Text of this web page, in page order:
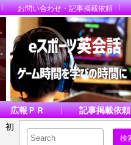
お問い合わせ・記事掲載依頼
広報ＰＲ
記事掲載依頼
初